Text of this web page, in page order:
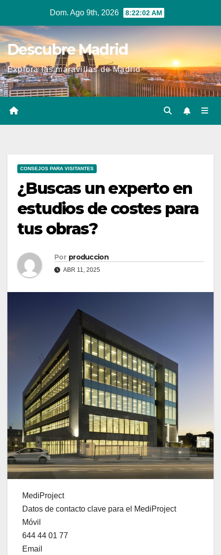
contenido
Dom. Ago 9th, 2026 8:22:02 AM
Descubre Madrid
Explora las maravillas de Madrid
CONSEJOS PARA VISITANTES
¿Buscas un experto en
estudios de costes para
tus obras?
Por produccion
ABR 11, 2025
MediProject
Datos de contacto clave para el MediProject
Móvil
644 44 01 77
Email